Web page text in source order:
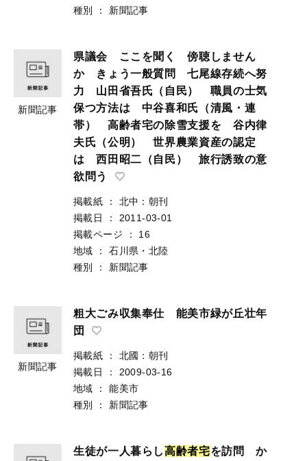
種別
： 新聞記事
新聞記事
県議会 ここを聞く 傍聴しません
か きょう一般質問 七尾線存続へ努
力 山田省吾氏（自民） 職員の士気
保つ方法は 中谷喜和氏（清風・連
帯） 高齢者宅の除雪支援を 谷内律
夫氏（公明） 世界農業資産の認定
は 西田昭二（自民） 旅行誘致の意
欲問う
掲載紙 ：
北中：朝刊
掲載日
：
2011-03-01
掲載ページ
：
16
地域
：
石川県・北陸
種別
： 新聞記事
新聞記事
粗大ごみ収集奉仕 能美市緑が丘壮年
団
掲載紙 ：
北國：朝刊
掲載日
：
2009-03-16
地域
：
能美市
種別
： 新聞記事
生徒が一人暮らし高齢者宅を訪問 か